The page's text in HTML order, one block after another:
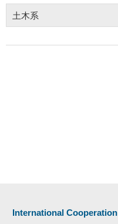
土木系
International Cooperation